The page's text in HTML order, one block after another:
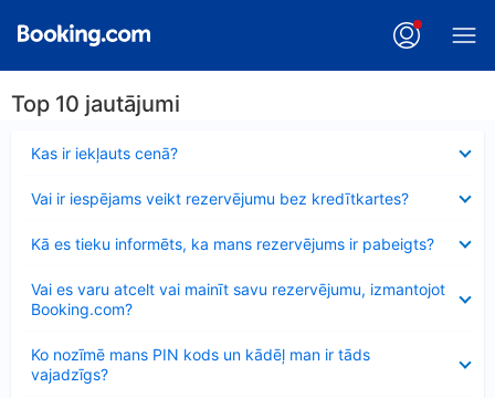
Top 10 jautājumi
Kas ir iekļauts cenā?
Vai ir iespējams veikt rezervējumu bez kredītkartes?
Kā es tieku informēts, ka mans rezervējums ir pabeigts?
Vai es varu atcelt vai mainīt savu rezervējumu, izmantojot
Booking.com?
Ko nozīmē mans PIN kods un kādēļ man ir tāds
vajadzīgs?